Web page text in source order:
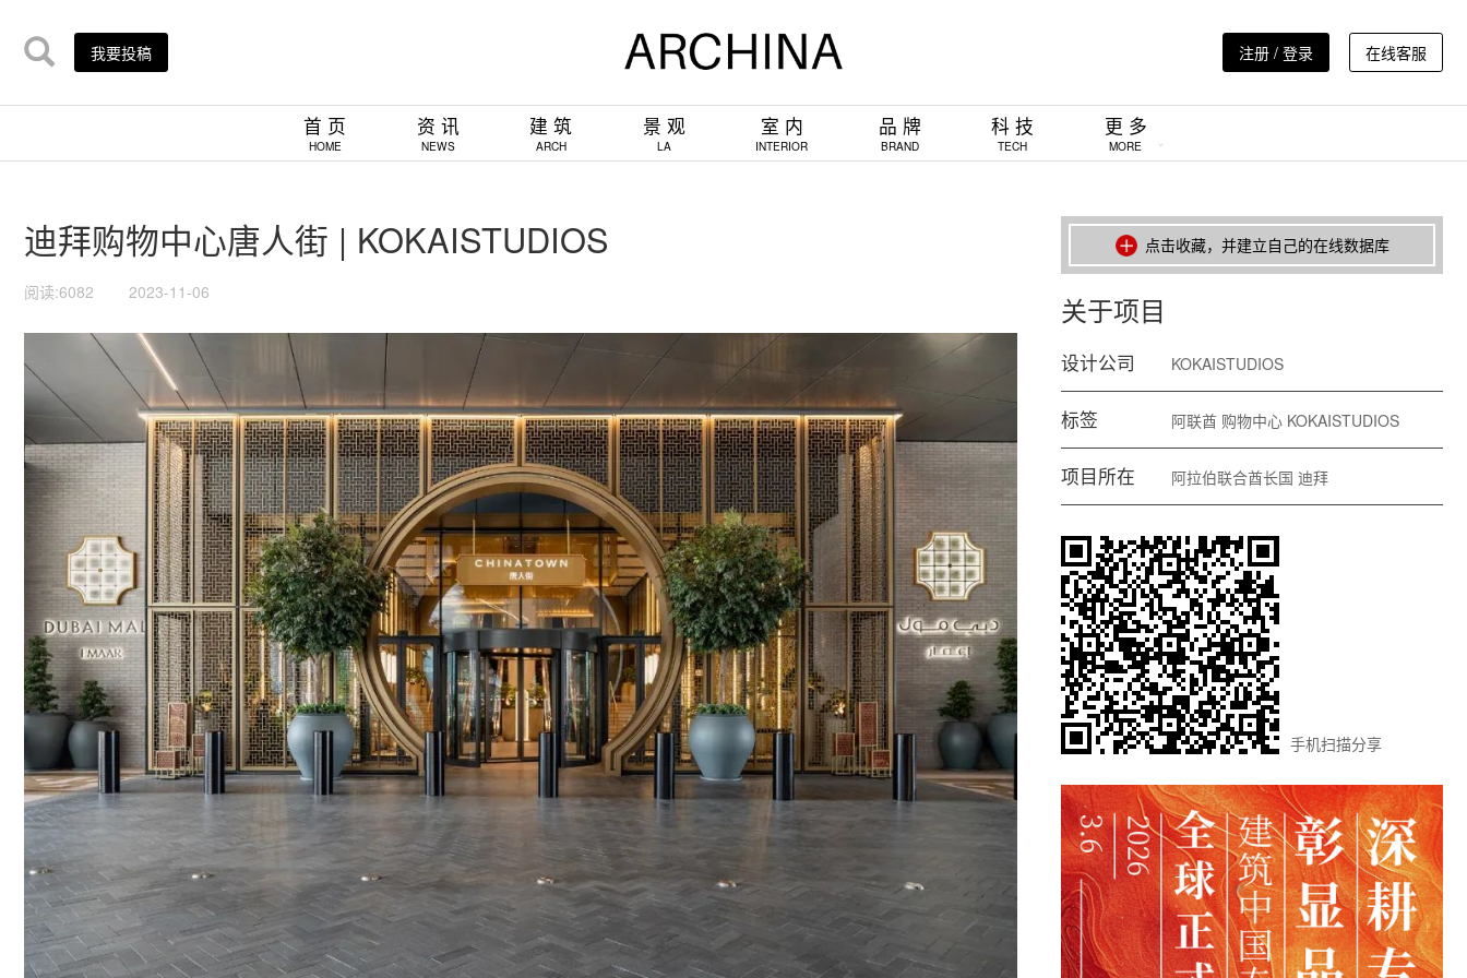
我要投稿 注册 / 登录 在线客服
首 页
HOME
资 讯
NEWS
建 筑
ARCH
景 观
LA
室 内
INTERIOR
品 牌
BRAND
科 技
TECH
更 多
MORE
迪拜购物中心唐人街 | KOKAISTUDIOS
阅读:6082 2023-11-06
点击收藏，并建立自己的在线数据库
关于项目
设计公司 KOKAISTUDIOS
标签 阿联酋 购物中心 KOKAISTUDIOS
项目所在 阿拉伯联合酋长国 迪拜
手机扫描分享